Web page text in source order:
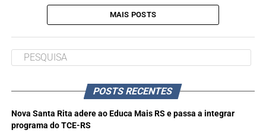
MAIS POSTS
POSTS RECENTES
Nova Santa Rita adere ao Educa Mais RS e passa a integrar
programa do TCE-RS